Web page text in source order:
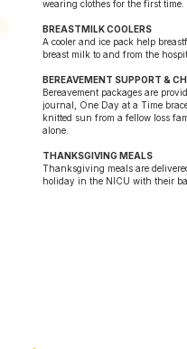
wearing clothes for the first time.
BREASTMILK COOLERS
A cooler and ice pack help
breast milk to and from the
BEREAVEMENT SUPPORT &
Bereavement packages are
journal, One Day at a Time
knitted sun from a fellow loss
alone.
THANKSGIVING MEALS
Thanksgiving meals are
holiday in the NICU with their